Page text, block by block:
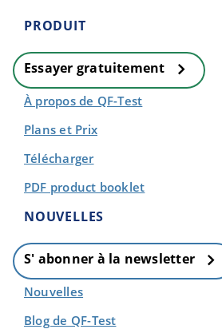
PRODUIT
Essayer gratuitement
À propos de QF-Test
Plans et Prix
Télécharger
PDF product booklet
NOUVELLES
S' abonner à la newsletter
Nouvelles
Blog de QF-Test